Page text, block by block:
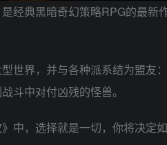
是经典黑暗奇幻策略RPG的最
世界，并与各种派系结为盟友
斗中对付凶残的怪兽。
中，选择就是一切，你将决定